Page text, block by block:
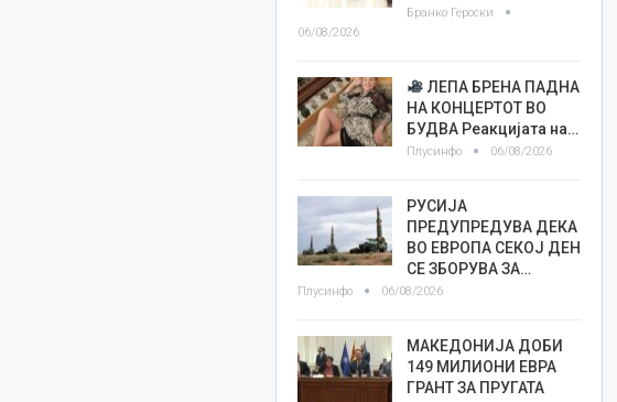
Бранко Героски
06/08/2026
ЛЕПА БРЕНА ПАДНА
НА КОНЦЕРТОТ ВО
БУДВА Реакцијата на…
Плусинфо 06/08/2026
РУСИЈА
ПРЕДУПРЕДУВА ДЕКА
ВО ЕВРОПА СЕКОЈ ДЕН
СЕ ЗБОРУВА ЗА…
Плусинфо 06/08/2026
МАКЕДОНИЈА ДОБИ
149 МИЛИОНИ ЕВРА
ГРАНТ ЗА ПРУГАТА